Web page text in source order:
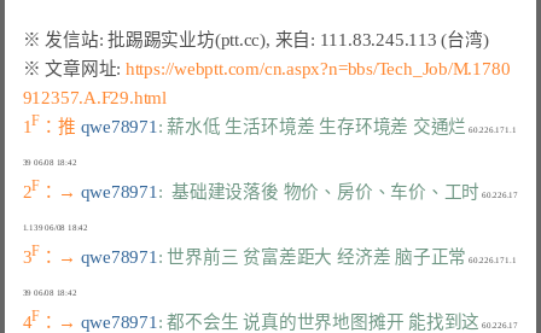
※ 发信站: 批踢踢实业坊(ptt.cc), 来自: 111.83.245.113 (台湾)
※ 文章网址: https://webptt.com/cn.aspx?n=bbs/Tech_Job/M.1780
912357.A.F29.html
1F ：推 qwe78971 : 薪水低 生活环境差 生存环境差 交通烂 60.226.171.1
2F ：→ qwe78971 :  基础建设落後 物价、房价、车价、工时 60.226.17
3F ：→ qwe78971 : 世界前三 贫富差距大 经济差 脑子正常 60.226.171.1
4F ：→ qwe78971 : 都不会生 说真的世界地图摊开 能找到这 60.226.17